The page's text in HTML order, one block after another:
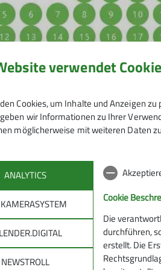
©
verwendet
Cookies, um Inhalte und Anzeigen
wir Informationen zu Ihrer
möglicherweise mit weiteren Daten
ANALYTICS
NEWSTROLL
Cookie
Die
durchführen,
erstellt. Die